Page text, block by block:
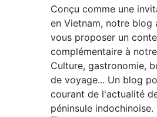
Conçu comme une
en Vietnam, notre blog
vous proposer un
complémentaire à
Culture, gastronomie,
de voyage... Un blog
courant de l'actualité
péninsule indochinoise.